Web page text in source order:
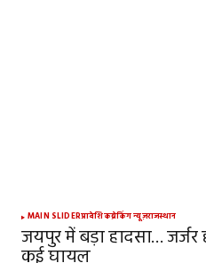
MAIN SLIDERप्रादेशिकब्रेकिंग न्यूज़राजस्थान
जयपुर में बड़ा हादसा…